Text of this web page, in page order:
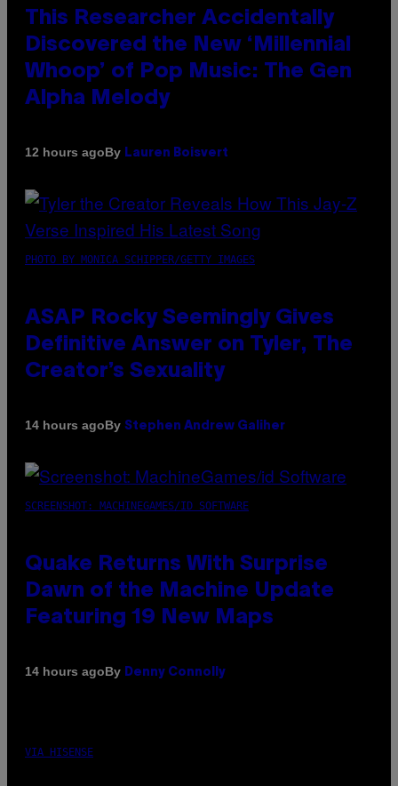
This Researcher Accidentally
Discovered the New ‘Millennial
Whoop’ of Pop Music: The Gen
Alpha Melody
12 hours agoBy Lauren Boisvert
PHOTO BY MONICA SCHIPPER/GETTY IMAGES
ASAP Rocky Seemingly Gives
Definitive Answer on Tyler, The
Creator’s Sexuality
14 hours agoBy Stephen Andrew Galiher
SCREENSHOT: MACHINEGAMES/ID SOFTWARE
Quake Returns With Surprise
Dawn of the Machine Update
Featuring 19 New Maps
14 hours agoBy Denny Connolly
VIA HISENSE